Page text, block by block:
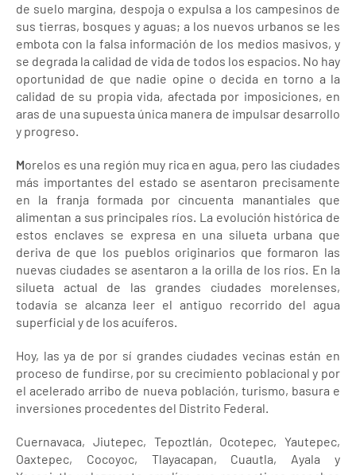
de suelo margina, despoja o expulsa a los campesinos de
sus tierras, bosques y aguas; a los nuevos urbanos se les
embota con la falsa información de los medios masivos, y
se degrada la calidad de vida de todos los espacios. No hay
oportunidad de que nadie opine o decida en torno a la
calidad de su propia vida, afectada por imposiciones, en
aras de una supuesta única manera de impulsar desarrollo
y progreso.
Morelos es una región muy rica en agua, pero las ciudades
más importantes del estado se asentaron precisamente
en la franja formada por cincuenta manantiales que
alimentan a sus principales ríos. La evolución histórica de
estos enclaves se expresa en una silueta urbana que
deriva de que los pueblos originarios que formaron las
nuevas ciudades se asentaron a la orilla de los ríos. En la
silueta actual de las grandes ciudades morelenses,
todavía se alcanza leer el antiguo recorrido del agua
superficial y de los acuíferos.
Hoy, las ya de por sí grandes ciudades vecinas están en
proceso de fundirse, por su crecimiento poblacional y por
el acelerado arribo de nueva población, turismo, basura e
inversiones procedentes del Distrito Federal.
Cuernavaca, Jiutepec, Tepoztlán, Ocotepec, Yautepec,
Oaxtepec, Cocoyoc, Tlayacapan, Cuautla, Ayala y